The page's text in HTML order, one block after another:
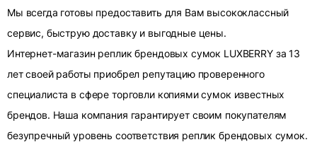
Мы всегда готовы предоставить для Вам высококлассный
сервис, быструю доставку и выгодные цены.
Интернет-магазин реплик брендовых сумок LUXBERRY за 13
лет своей работы приобрел репутацию проверенного
специалиста в сфере торговли копиями сумок известных
брендов. Наша компания гарантирует своим покупателям
безупречный уровень соответствия реплик брендовых сумок.